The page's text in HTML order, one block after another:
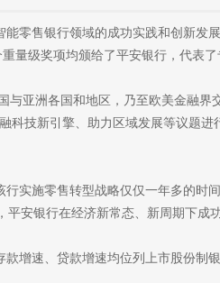
零售银行领域的成功实践和创新发
量级奖项均颁给了平安银行，代表
与亚洲各国和地区，乃至欧美金融界
科技新引擎、助力区域发展等议题进
施零售转型战略仅仅一年多的时间
安银行在经济新常态、新周期下成
增速、贷款增速均位列上市股份制银